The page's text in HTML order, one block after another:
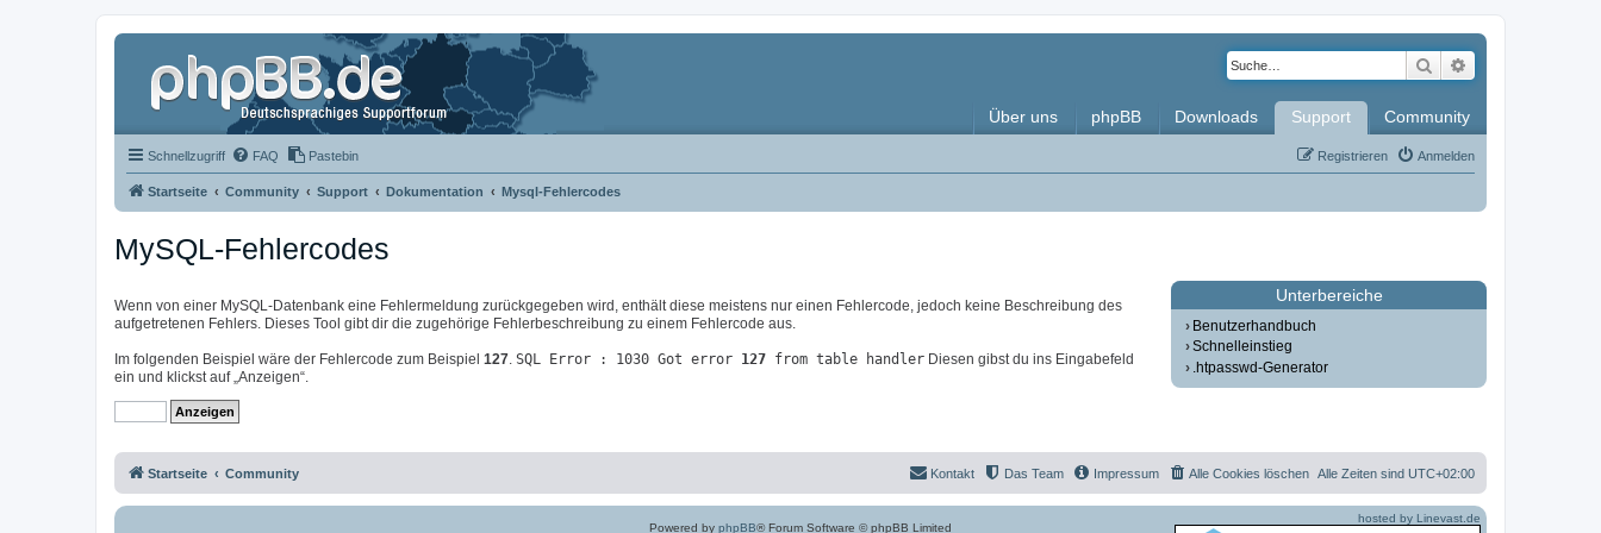
Suche
Über uns phpBB Downloads Support Community
Schnellzugriff FAQ Pastebin Anmelden
Registrieren
Startseite Community Support Dokumentation Mysql-Fehlercodes
MySQL-Fehlercodes
Wenn von einer MySQL-Datenbank eine Fehlermeldung zurückgegeben wird, enthält diese meistens nur einen Fehlercode, jedoch keine Beschreibung des
aufgetretenen Fehlers. Dieses Tool gibt dir die zugehörige Fehlerbeschreibung zu einem Fehlercode aus.
Im folgenden Beispiel wäre der Fehlercode zum Beispiel 127. SQL Error : 1030 Got error 127 from table handler Diesen gibst du ins Eingabefeld
ein und klickst auf „Anzeigen“.
Unterbereiche
Benutzerhandbuch
Schnelleinstieg
.htpasswd-Generator
Startseite Community Alle Zeiten sind UTC+02:00
Alle Cookies löschen
Impressum
Das Team
Kontakt
Powered by phpBB® Forum Software © phpBB Limited
hosted by Linevast.de